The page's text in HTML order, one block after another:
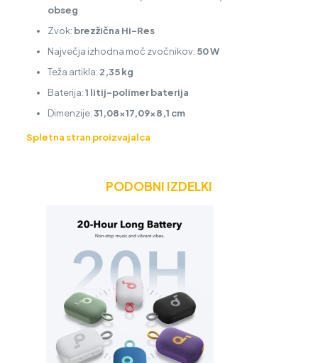
obseg
Zvok: brezžična Hi-Res
Največja izhodna moč zvočnikov: 50 W
Teža artikla: 2,35 kg
Baterija:1 litij-polimer baterija
Dimenzije:31,08×17,09×8,1 cm
Spletna stran proizvajalca
PODOBNI IZDELKI